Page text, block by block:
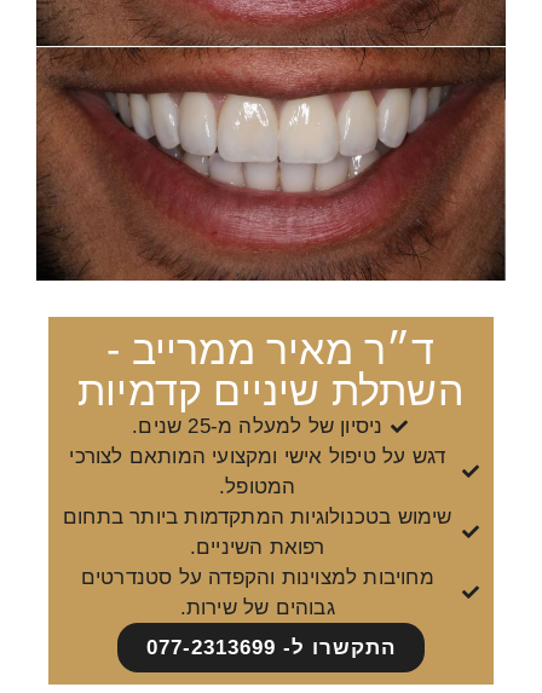
ד״ר מאיר ממרייב -
השתלת שיניים קדמיות
ניסיון של למעלה מ-25 שנים.
דגש על טיפול אישי ומקצועי המותאם לצורכי
המטופל.
שימוש בטכנולוגיות המתקדמות ביותר בתחום
רפואת השיניים.
מחויבות למצוינות והקפדה על סטנדרטים
גבוהים של שירות.
התקשרו ל- 077-2313699